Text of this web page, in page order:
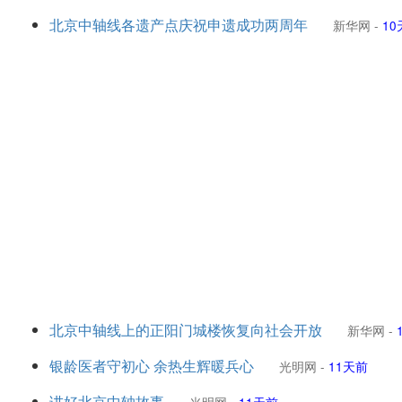
北京中轴线各遗产点庆祝申遗成功两周年 新华网 - 10
北京中轴线上的正阳门城楼恢复向社会开放 新华网 -
银龄医者守初心 余热生辉暖兵心 光明网 - 11天前